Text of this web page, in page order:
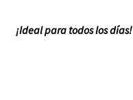
¡Ideal para todos los días!